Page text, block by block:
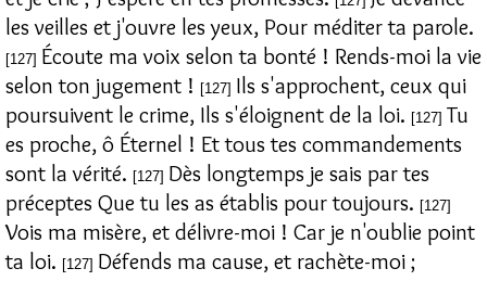
les veilles et j'ouvre les yeux, Pour méditer ta parole.
[127] Écoute ma voix selon ta bonté ! Rends-moi la vie
selon ton jugement ! [127] Ils s'approchent, ceux qui
poursuivent le crime, Ils s'éloignent de la loi. [127] Tu
es proche, ô Éternel ! Et tous tes commandements
sont la vérité. [127] Dès longtemps je sais par tes
préceptes Que tu les as établis pour toujours. [127]
Vois ma misère, et délivre-moi ! Car je n'oublie point
ta loi. [127] Défends ma cause, et rachète-moi ;